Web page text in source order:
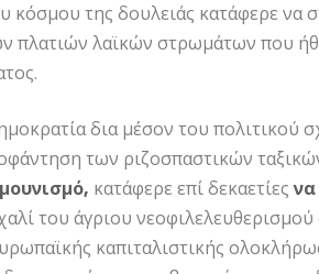
κόσμου της δουλειάς κατάφερε να
πλατιών λαϊκών στρωμάτων που
δια μέσον του πολιτικού
των ριζοσπαστικών
κατάφερε επί δεκαετίες
του άγριου
καπιταλιστικής